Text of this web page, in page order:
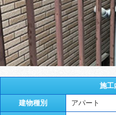
施工
建物種別 アパート